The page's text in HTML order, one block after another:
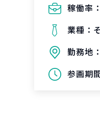
稼働率：
業種：
勤務地
参画期